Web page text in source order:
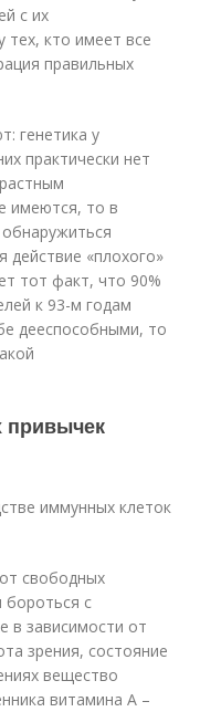
с их
тех, кто имеет все
правильных
генетика у
практически нет
имеются, то в
действие «плохого»
тот факт, что 90%
к 93-м годам
дееспособными, то
привычек
иммунных клеток
свободных
бороться с
в зависимости от
зрения, состояние
вещество
витамина А –